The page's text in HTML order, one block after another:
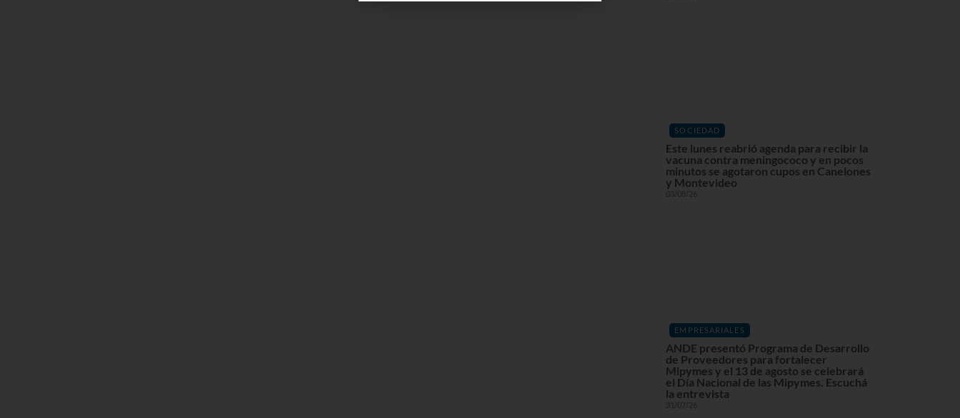
SOCIEDAD
Este lunes reabrió agenda para recibir la
vacuna contra meningococo y en pocos
minutos se agotaron cupos en Canelones
y Montevideo
03/08/26
EMPRESARIALES
ANDE presentó Programa de Desarrollo
de Proveedores para fortalecer
Mipymes y el 13 de agosto se celebrará
el Día Nacional de las Mipymes. Escuchá
la entrevista
31/07/26